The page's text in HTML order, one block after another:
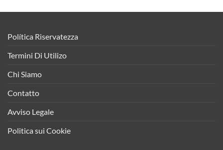
Política Riservatezza
Termini Di Utilizo
Chi Siamo
Contatto
Avviso Legale
Politica sui Cookie